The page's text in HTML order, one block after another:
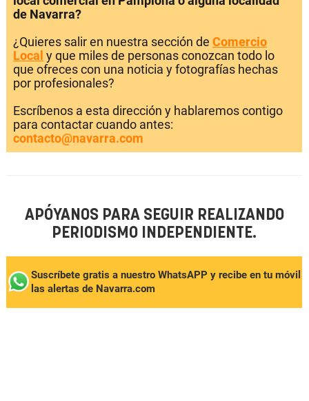
de Navarra?
¿Quieres salir en nuestra sección de Comercio
Local y que miles de personas conozcan todo lo
que ofreces con una noticia y fotografías hechas
por profesionales?
Escríbenos a esta dirección y hablaremos contigo
para contactar cuando antes:
contacto@navarra.com
APÓYANOS PARA SEGUIR REALIZANDO
PERIODISMO INDEPENDIENTE.
Suscríbete gratis a nuestro WhatsAPP y recibe en tu móvil
las alertas de Navarra.com